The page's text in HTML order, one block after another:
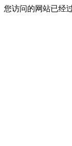
您访问的网站已经